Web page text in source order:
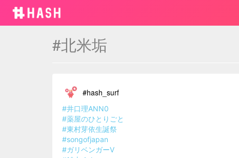
#北米垢
#hash_surf
#井口理ANN0
#薬屋のひとりごと
#東村芽依生誕祭
#songofjapan
#ガリベンガーV